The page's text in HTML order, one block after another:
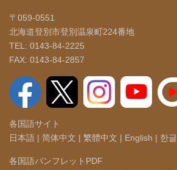
〒059-0551
北海道登別市登別温泉町224番地
TEL: 0143-84-2225
FAX: 0143-84-2857
各国語サイト
日本語 | 简体中文 | 繁體中文 | English | 한글
各国語パンフレットPDF